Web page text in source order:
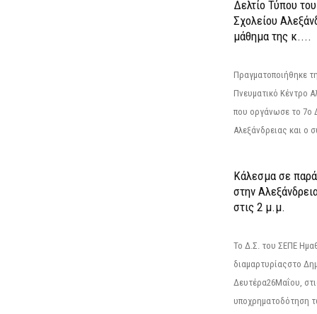
Δελτίο Τύπου
Σχολείου
μάθημα της κ....
Πραγματοποιήθηκε
Πνευματικό Κέντρο
που οργάνωσε το 7ο
Αλεξάνδρειας και ο
Κάλεσμα σε
στην
στις 2 μ.μ.
Το Δ.Σ. του ΣΕΠΕ
διαμαρτυρίαςστο
Δευτέρα26Μαΐου,
υποχρηματοδότηση